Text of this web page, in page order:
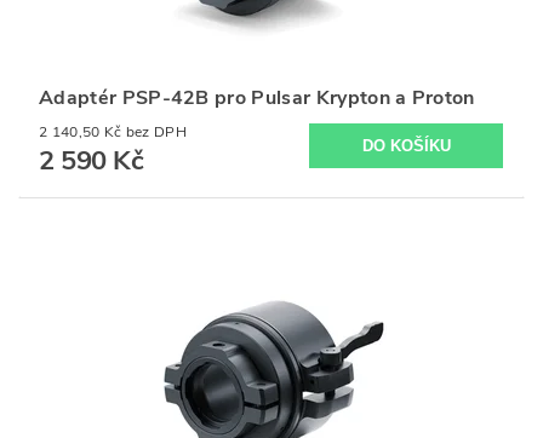
Adaptér PSP-42B pro Pulsar Krypton a Proton
2 140,50 Kč bez DPH
2 590 Kč